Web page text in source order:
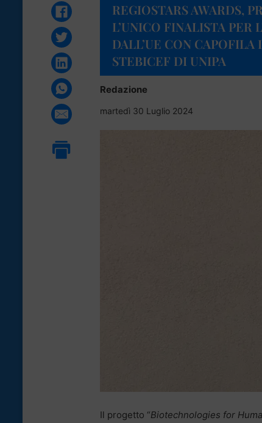
REGIOSTARS AWARDS,
L’UNICO FINALISTA PER
DALL’UE CON
STEBICEF DI UNIPA
Redazione
martedì 30 Luglio 2024
Il progetto “Biotechnologies for